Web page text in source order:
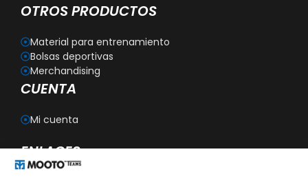
OTROS PRODUCTOS
Material para entrenamiento
Bolsas deportivas
Merchandising
CUENTA
Mi cuenta
ENLACES